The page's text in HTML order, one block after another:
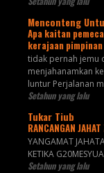
Menconteng
Apa kaitan
kerajaan pimpinan
tidak pernah jemu
menjahanamkan
luntur Perjalanan
Setahun yang lalu
Tukar Tiub
RANCANGAN
YANGAMAT
KETIKA
Setahun yang lalu